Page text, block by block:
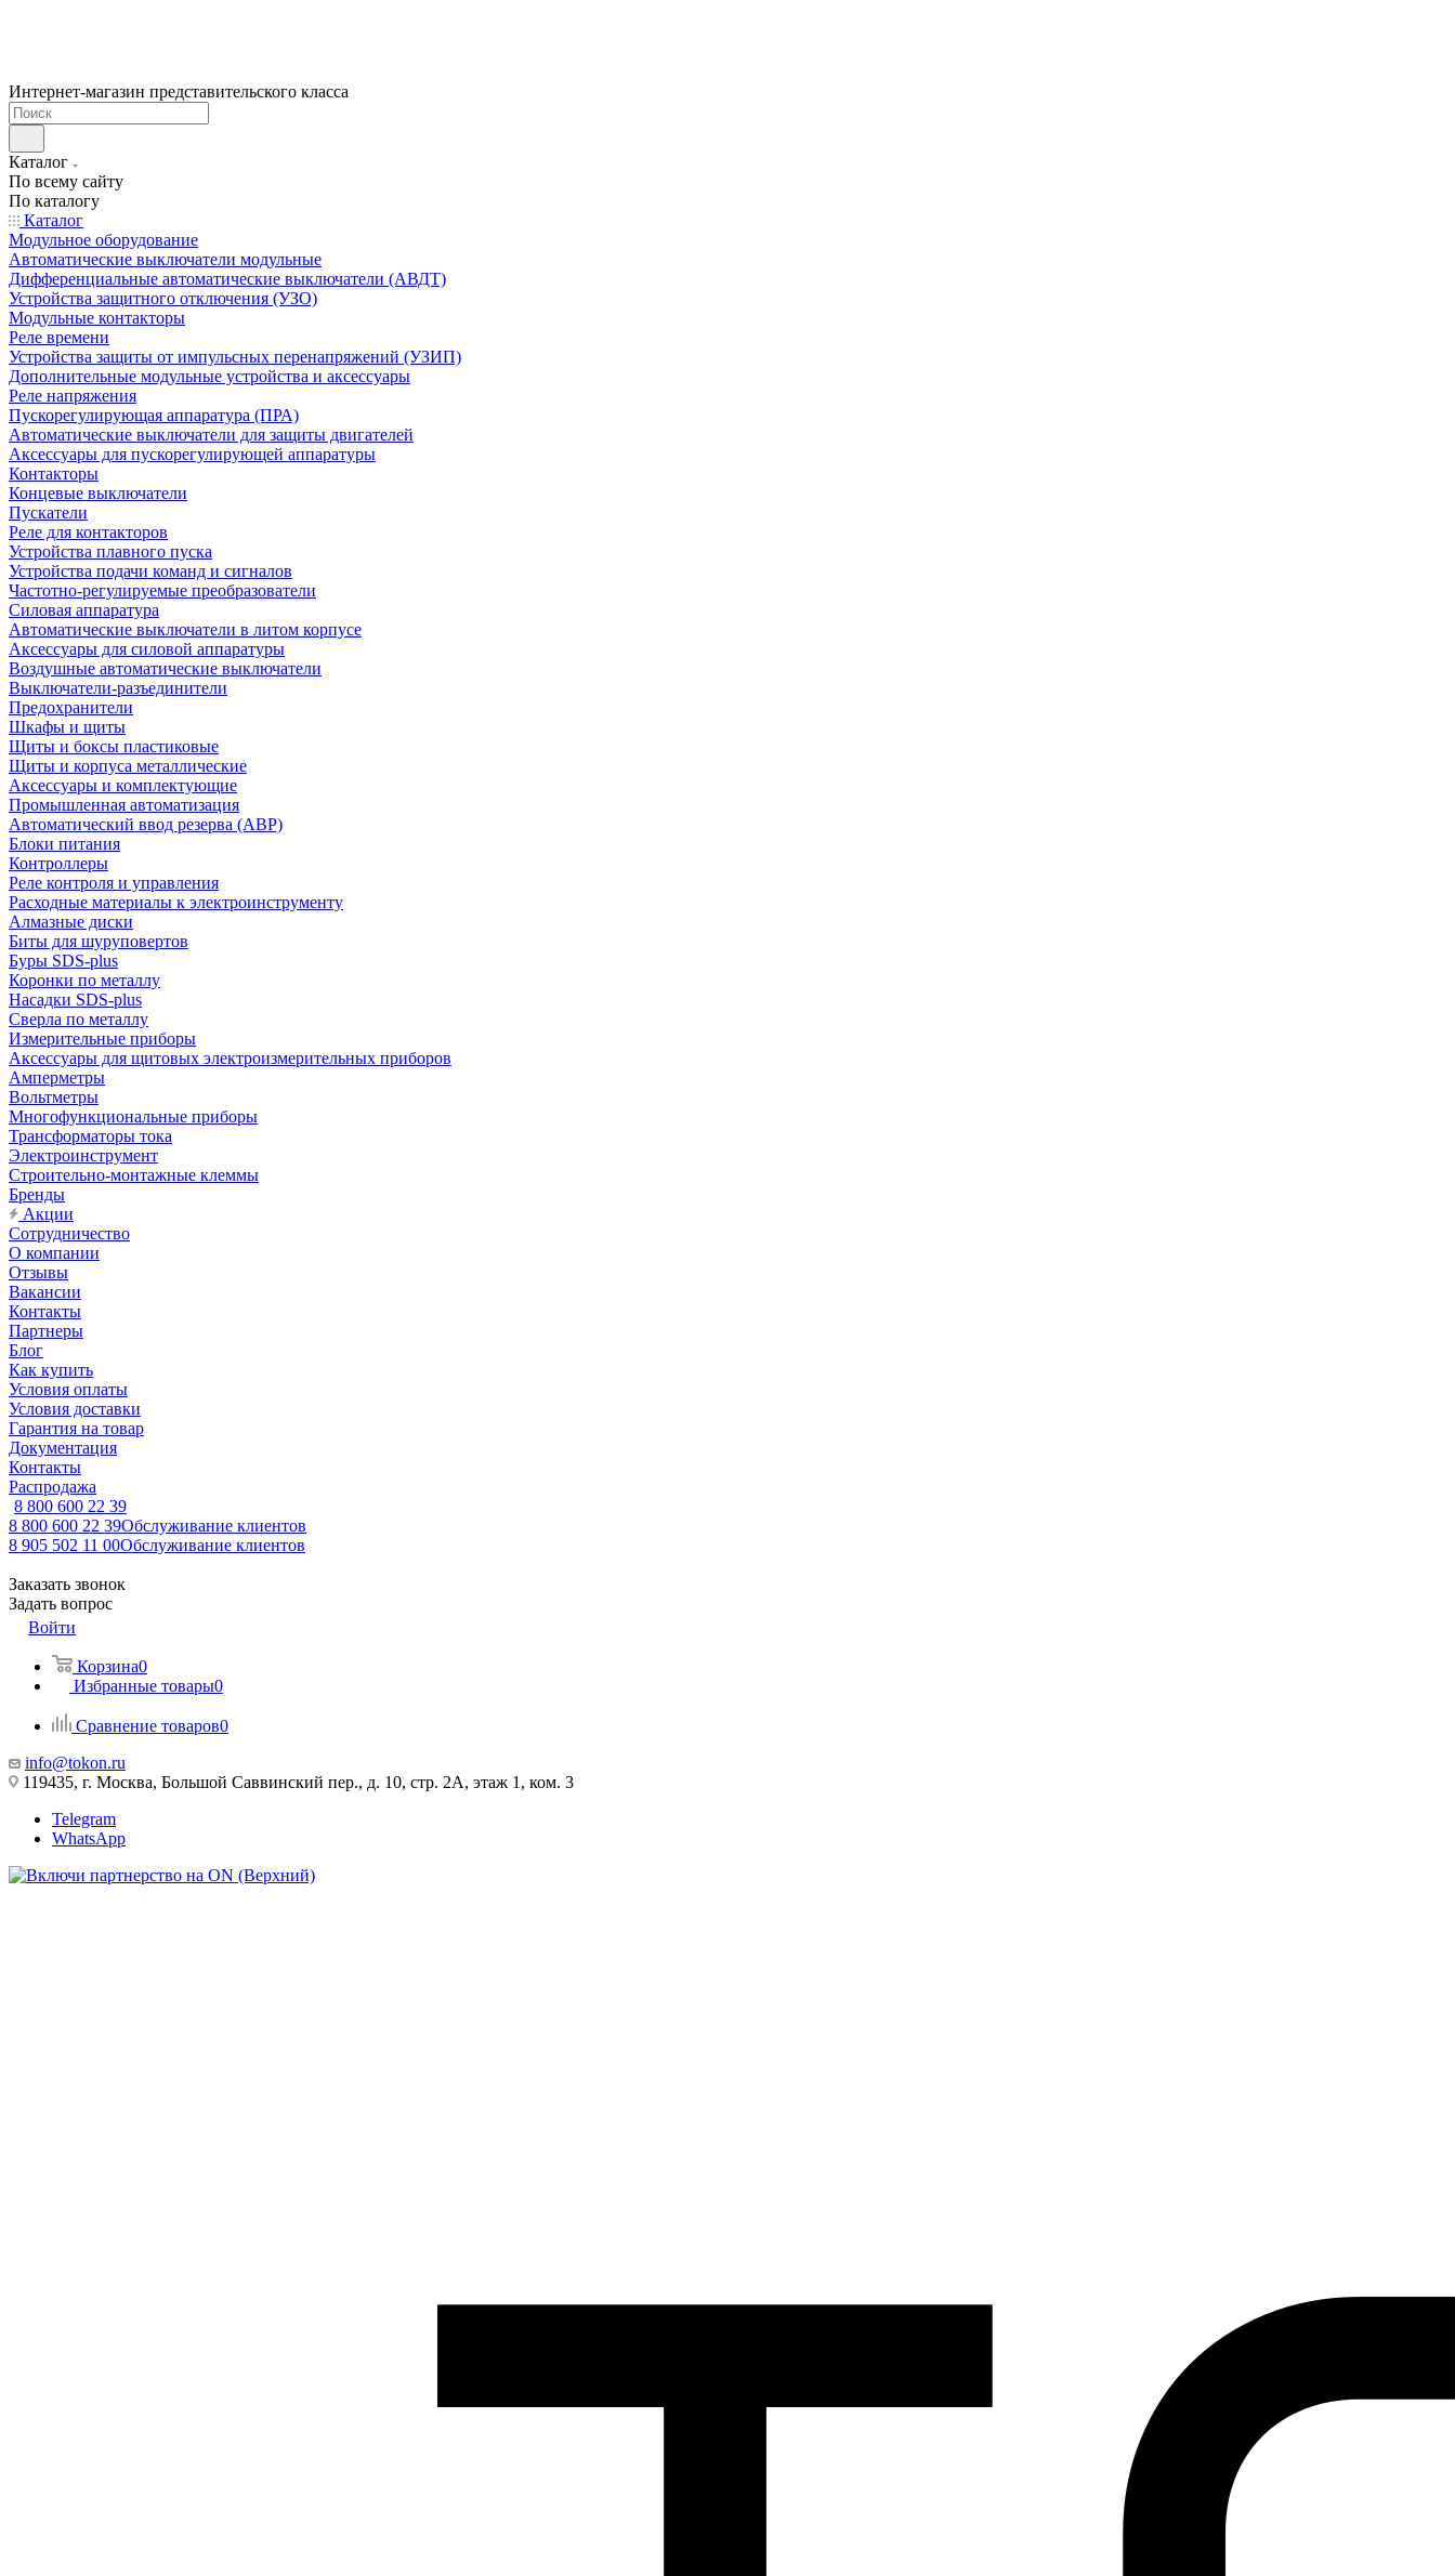
Интернет-магазин представительского класса
Каталог
По всему сайту
По каталогу
Каталог
Модульное оборудование
Автоматические выключатели модульные
Дифференциальные автоматические выключатели (АВДТ)
Устройства защитного отключения (УЗО)
Модульные контакторы
Реле времени
Устройства защиты от импульсных перенапряжений (УЗИП)
Дополнительные модульные устройства и аксессуары
Реле напряжения
Пускорегулирующая аппаратура (ПРА)
Автоматические выключатели для защиты двигателей
Аксессуары для пускорегулирующей аппаратуры
Контакторы
Концевые выключатели
Пускатели
Реле для контакторов
Устройства плавного пуска
Устройства подачи команд и сигналов
Частотно-регулируемые преобразователи
Силовая аппаратура
Автоматические выключатели в литом корпусе
Аксессуары для силовой аппаратуры
Воздушные автоматические выключатели
Выключатели-разъединители
Предохранители
Шкафы и щиты
Щиты и боксы пластиковые
Щиты и корпуса металлические
Аксессуары и комплектующие
Промышленная автоматизация
Автоматический ввод резерва (АВР)
Блоки питания
Контроллеры
Реле контроля и управления
Расходные материалы к электроинструменту
Алмазные диски
Биты для шуруповертов
Буры SDS-plus
Коронки по металлу
Насадки SDS-plus
Сверла по металлу
Измерительные приборы
Аксессуары для щитовых электроизмерительных приборов
Амперметры
Вольтметры
Многофункциональные приборы
Трансформаторы тока
Электроинструмент
Строительно-монтажные клеммы
Бренды
Акции
Сотрудничество
О компании
Отзывы
Вакансии
Контакты
Партнеры
Блог
Как купить
Условия оплаты
Условия доставки
Гарантия на товар
Документация
Контакты
Распродажа
8 800 600 22 39
8 800 600 22 39Обслуживание клиентов
8 905 502 11 00Обслуживание клиентов
Заказать звонок
Задать вопрос
Войти
Корзина0
Избранные товары0
Сравнение товаров0
info@tokon.ru
119435, г. Москва, Большой Саввинский пер., д. 10, стр. 2А, этаж 1, ком. 3
Telegram
WhatsApp